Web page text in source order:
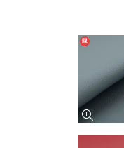
限